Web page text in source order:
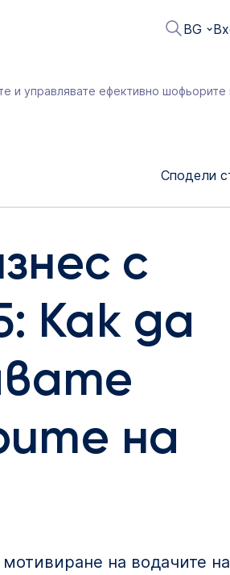
BG
и управлявате ефективно шофьорите
Сподели
с
Как да
на
на водачите